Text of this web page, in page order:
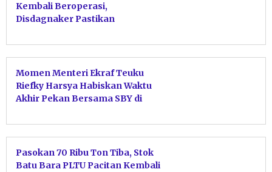
Kembali Beroperasi,
Disdagnaker Pastikan
Modal
Momen Menteri Ekraf Teuku
Riefky Harsya Habiskan Waktu
Akhir Pekan Bersama SBY di
Pasokan 70 Ribu Ton Tiba, Stok
Batu Bara PLTU Pacitan Kembali